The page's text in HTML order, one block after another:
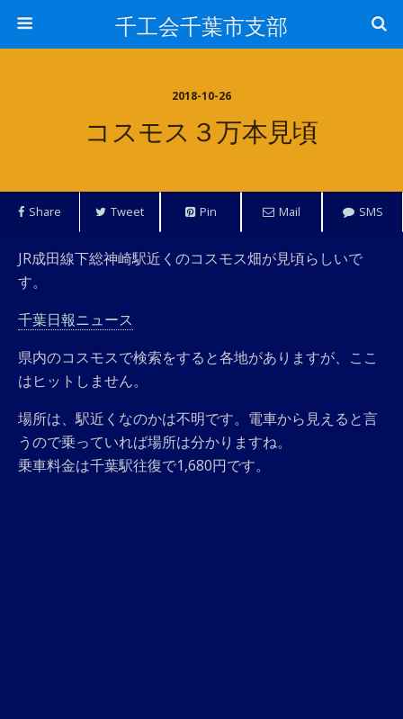
千工会千葉市支部
2018-10-26
コスモス３万本見頃
Share Tweet Pin Mail SMS
JR成田線下総神崎駅近くのコスモス畑が見頃らしいで
す。
千葉日報ニュース
県内のコスモスで検索をすると各地がありますが、ここ
はヒットしません。
場所は、駅近くなのかは不明です。電車から見えると言
うので乗っていれば場所は分かりますね。
乗車料金は千葉駅往復で1,680円です。